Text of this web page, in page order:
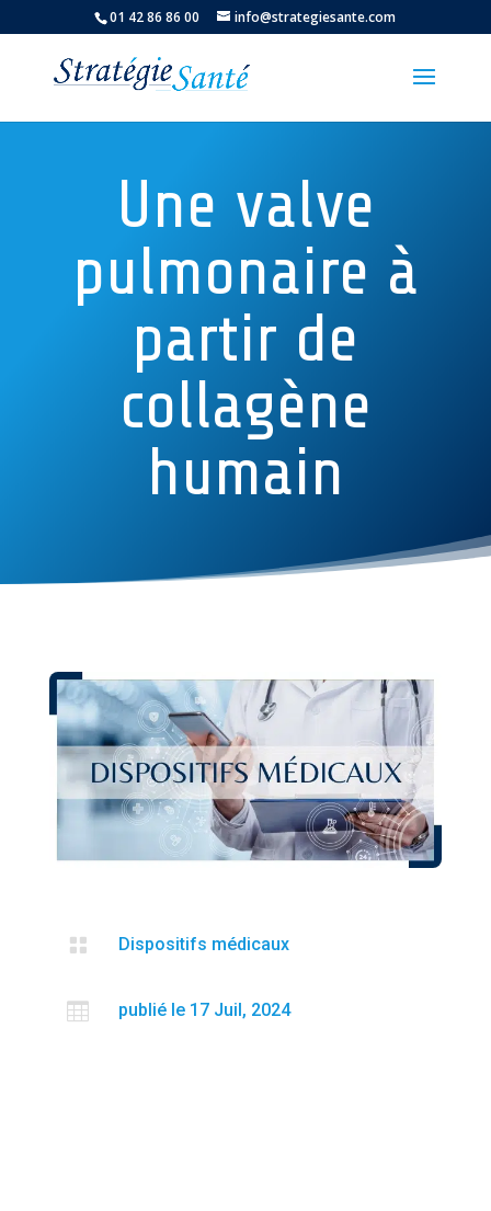
01 42 86 86 00 info@strategiesante.com
Une valve
pulmonaire à
partir de
collagène
humain
 Dispositifs médicaux
 publié le 17 Juil, 2024